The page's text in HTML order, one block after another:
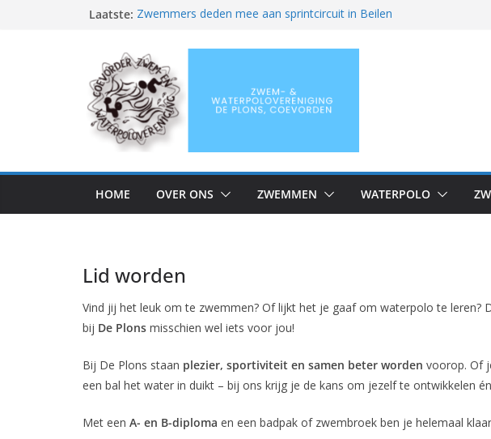
Laatste: Zwemmers deden mee aan sprintcircuit in Beilen
Zuyderzee Masters Circuit in Lelystad
Succesvol ONMK-weekend voor De Plons in Drachten
Clubkampioenschappen en eindfeest
Zwem-
&
Waterpolovereniging
De
Plons
Coevorden
HOME OVER ONS ZWEMMEN WATERPOLO
Lid worden
Vind jij het leuk om te zwemmen? Of lijkt het je gaaf om waterpolo te leren?
bij De Plons misschien wel iets voor jou!
Bij De Plons staan plezier, sportiviteit en samen beter worden voorop. Of
een bal het water in duikt – bij ons krijg je de kans om jezelf te ontwikkelen
Met een A- en B-diploma en een badpak of zwembroek ben je helemaal